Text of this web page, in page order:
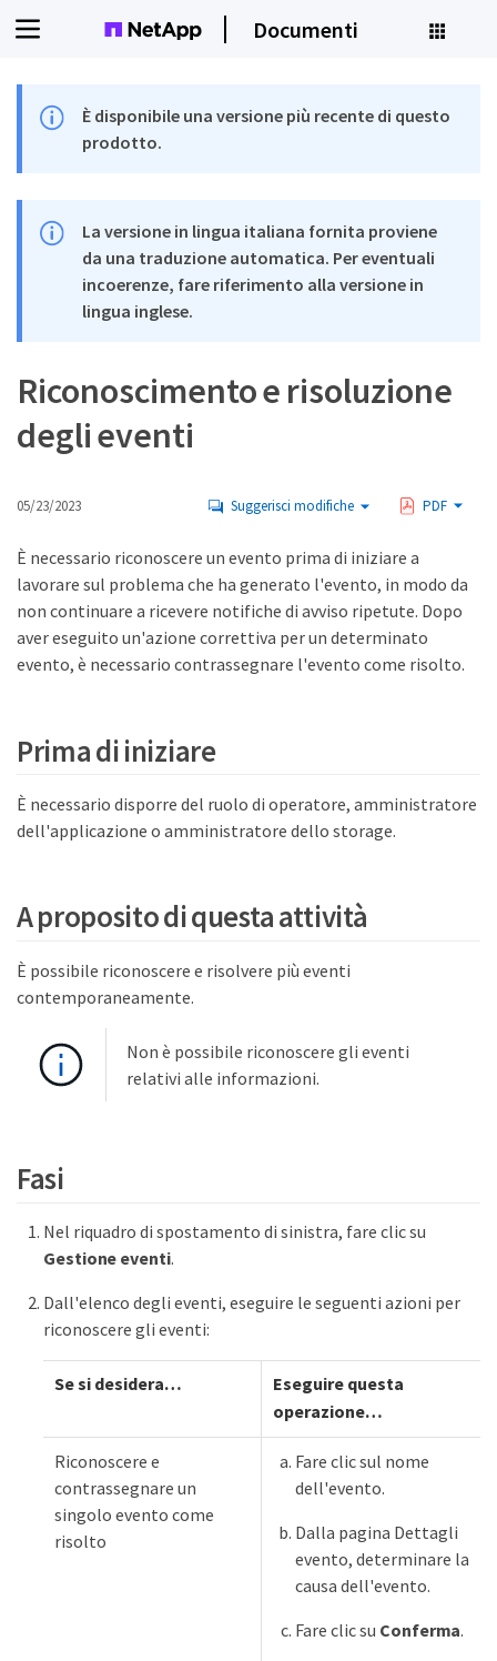
Documenti
È disponibile una versione più recente di questo
prodotto.
La versione in lingua italiana fornita proviene
da una traduzione automatica. Per eventuali
incoerenze, fare riferimento alla versione in
lingua inglese.
Riconoscimento e risoluzione
degli eventi
05/23/2023 Suggerisci modifiche PDF
È necessario riconoscere un evento prima di iniziare a
lavorare sul problema che ha generato l'evento, in modo da
non continuare a ricevere notifiche di avviso ripetute. Dopo
aver eseguito un'azione correttiva per un determinato
evento, è necessario contrassegnare l'evento come risolto.
Prima di iniziare
È necessario disporre del ruolo di operatore, amministratore
dell'applicazione o amministratore dello storage.
A proposito di questa attività
È possibile riconoscere e risolvere più eventi
contemporaneamente.
Non è possibile riconoscere gli eventi
relativi alle informazioni.
Fasi
Nel riquadro di spostamento di sinistra, fare clic su
Gestione eventi.
Dall'elenco degli eventi, eseguire le seguenti azioni per
riconoscere gli eventi:
Se si desidera…​
Eseguire questa
operazione…​
Riconoscere e
contrassegnare un
singolo evento come
risolto
Fare clic sul nome
dell'evento.
Dalla pagina Dettagli
evento, determinare la
causa dell'evento.
Fare clic su Conferma.